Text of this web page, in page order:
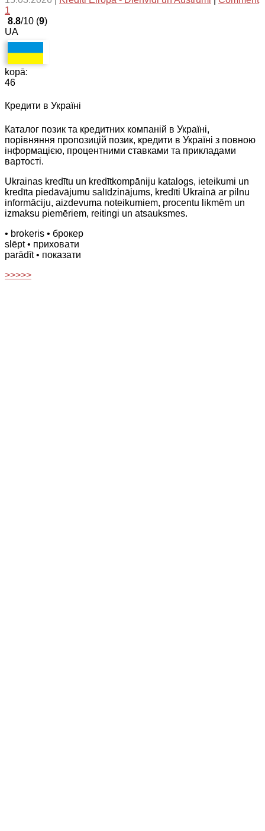
1
8.8/10 (9)
UA
kopā:
46
Кредити в Україні
Каталог позик та кредитних компаній в Україні,
порівняння пропозицій позик, кредити в Україні з повною
інформацією, процентними ставками та прикладами
вартості.
Ukrainas kredītu un kredītkompāniju katalogs, ieteikumi un
kredīta piedāvājumu salīdzinājums, kredīti Ukrainā ar pilnu
informāciju, aizdevuma noteikumiem, procentu likmēm un
izmaksu piemēriem, reitingi un atsauksmes.
• brokeris • брокер
slēpt• приховати
parādīt• показати
>>>>>